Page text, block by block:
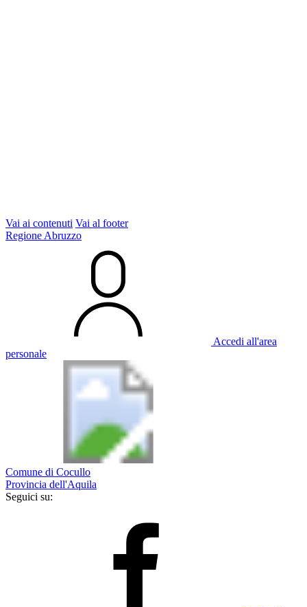
Vai ai contenuti Vai al footer
Regione Abruzzo
Accedi all'area
personale
Comune di Cocullo
Provincia dell'Aquila
Seguici su: